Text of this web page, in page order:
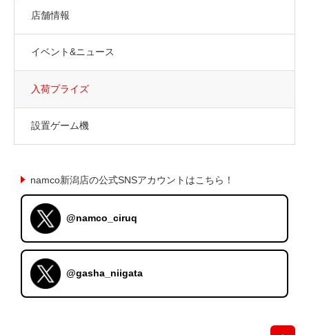
店舗情報
イベント&ニュース
入荷プライズ
設置ゲーム機
namco新潟店の公式SNSアカウントはこちら！
@namco_ciruq
@gasha_niigata